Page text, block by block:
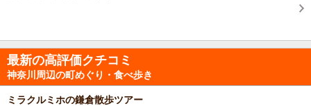
最新の高評価クチコミ
神奈川周辺の町めぐり・食べ歩き
ミラクルミホの鎌倉散歩ツアー